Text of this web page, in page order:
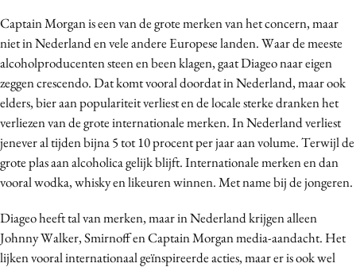
Captain Morgan is een van de grote merken van het concern, maar
niet in Nederland en vele andere Europese landen. Waar de meeste
alcoholproducenten steen en been klagen, gaat Diageo naar eigen
zeggen crescendo. Dat komt vooral doordat in Nederland, maar ook
elders, bier aan populariteit verliest en de locale sterke dranken het
verliezen van de grote internationale merken. In Nederland verliest
jenever al tijden bijna 5 tot 10 procent per jaar aan volume. Terwijl de
grote plas aan alcoholica gelijk blijft. Internationale merken en dan
vooral wodka, whisky en likeuren winnen. Met name bij de jongeren.
Diageo heeft tal van merken, maar in Nederland krijgen alleen
Johnny Walker, Smirnoff en Captain Morgan media-aandacht. Het
lijken vooral internationaal geïnspireerde acties, maar er is ook wel